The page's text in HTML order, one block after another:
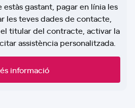
estàs gastant, pagar en línia les
les teves dades de contacte,
titular del contracte, activar la
assistència personalitzada.
informació